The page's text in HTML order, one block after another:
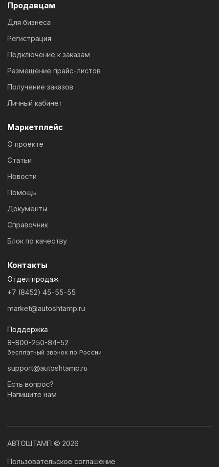
Продавцам
Для бизнеса
Регистрация
Подключение к заказам
Размещение прайс-листов
Получение заказов
Личный кабинет
Маркетплейс
О проекте
Статьи
Новости
Помощь
Документы
Справочник
Блок по качеству
Контакты
Отдел продаж
+7 (8452) 45-55-55
market@autoshtamp.ru
Поддержка
8-800-250-84-52
бесплатный звонок по России
support@autoshtamp.ru
Есть вопрос?
Напишите нам
АВТОШТАМП © 2026
Пользовательское соглашение